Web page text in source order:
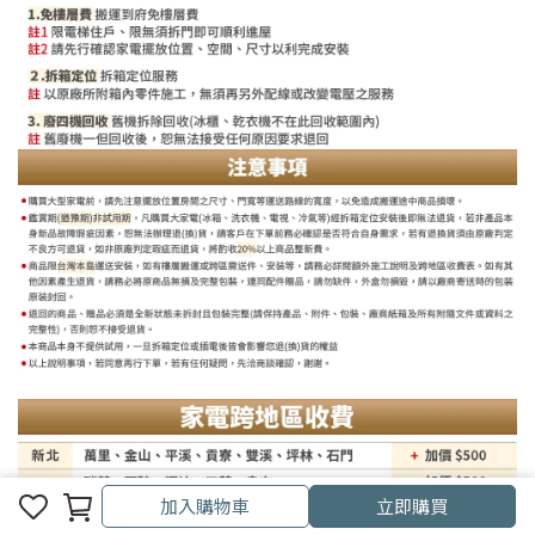
加入購物車 立即購買